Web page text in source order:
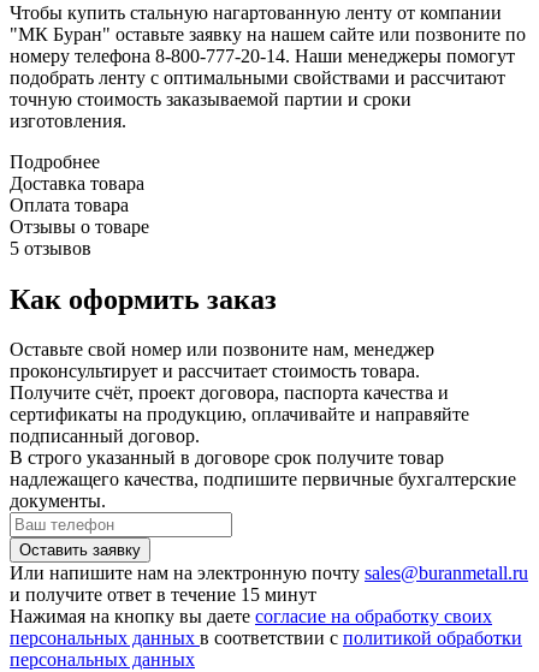
Чтобы купить стальную нагартованную ленту от компании
"МК Буран" оставьте заявку на нашем сайте или позвоните по
номеру телефона 8-800-777-20-14. Наши менеджеры помогут
подобрать ленту с оптимальными свойствами и рассчитают
точную стоимость заказываемой партии и сроки
изготовления.
Подробнее
Доставка товара
Оплата товара
Отзывы о товаре
5 отзывов
Как оформить заказ
Оставьте свой номер или позвоните нам, менеджер
проконсультирует и рассчитает стоимость товара.
Получите счёт, проект договора, паспорта качества и
сертификаты на продукцию, оплачивайте и направяйте
подписанный договор.
В строго указанный в договоре срок получите товар
надлежащего качества, подпишите первичные бухгалтерские
документы.
Или напишите нам на электронную почту sales@buranmetall.ru
и получите ответ в течение 15 минут
Нажимая на кнопку вы даете согласие на обработку своих
персональных данных в соответствии с политикой обработки
персональных данных